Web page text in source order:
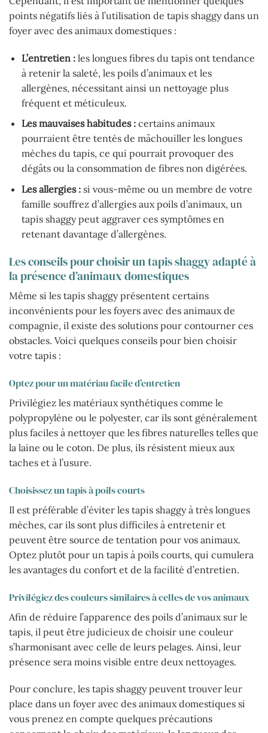
points négatifs liés à l’utilisation de tapis shaggy dans un
foyer avec des animaux domestiques :
L’entretien :les longues fibres du tapis ont tendance
à retenir la saleté, les poils d’animaux et les
allergènes, nécessitant ainsi un nettoyage plus
fréquent et méticuleux.
Les mauvaises habitudes :certains animaux
pourraient être tentés de mâchouiller les longues
mèches du tapis, ce qui pourrait provoquer des
dégâts ou la consommation de fibres non digérées.
Les allergies :si vous-même ou un membre de votre
famille souffrez d’allergies aux poils d’animaux, un
tapis shaggy peut aggraver ces symptômes en
retenant davantage d’allergènes.
Les conseils pour choisir un tapis shaggy adapté à
la présence d’animaux domestiques
Même si les tapis shaggy présentent certains
inconvénients pour les foyers avec des animaux de
compagnie, il existe des solutions pour contourner ces
obstacles. Voici quelques conseils pour bien choisir
votre tapis :
Optez pour un matériau facile d’entretien
Privilégiez les matériaux synthétiques comme le
polypropylène ou le polyester, car ils sont généralement
plus faciles à nettoyer que les fibres naturelles telles que
la laine ou le coton. De plus, ils résistent mieux aux
taches et à l’usure.
Choisissez un tapis à poils courts
Il est préférable d’éviter les tapis shaggy à très longues
mèches, car ils sont plus difficiles à entretenir et
peuvent être source de tentation pour vos animaux.
Optez plutôt pour un tapis à poils courts, qui cumulera
les avantages du confort et de la facilité d’entretien.
Privilégiez des couleurs similaires à celles de vos animaux
Afin de réduire l’apparence des poils d’animaux sur le
tapis, il peut être judicieux de choisir une couleur
s’harmonisant avec celle de leurs pelages. Ainsi, leur
présence sera moins visible entre deux nettoyages.
Pour conclure, les tapis shaggy peuvent trouver leur
place dans un foyer avec des animaux domestiques si
vous prenez en compte quelques précautions